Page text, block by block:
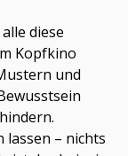
diese
Kopfkino
und
lassen – nichts